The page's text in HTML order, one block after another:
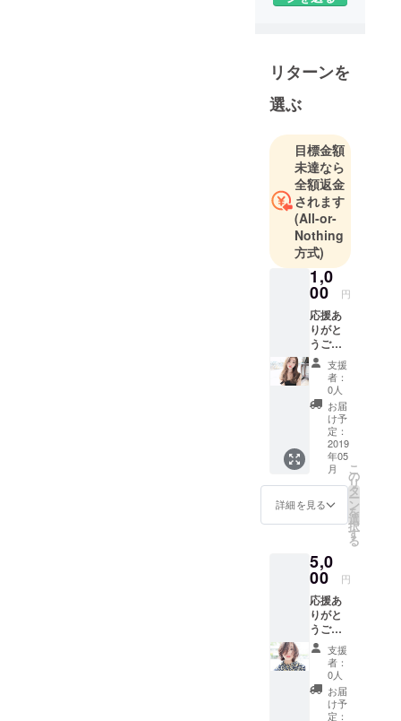
リターンを
選ぶ
目標金額
未達なら
全額返金
されます
(All-or-
Nothing
方式)
1,0
00 円
応援あ
りがと
うござ
いま
す。 さ
さやか
ではあ
ります
が感謝
の気持
ちを
メール
にて送
らせて
いただ
きたい
ます！
一人で
も多く
の方に
幸せを
届けた
いと思
いま
す！ ①
感謝の
メール
を送ら
支援
者：
0人
お届
け予
定：
2019
年05
月
詳細を見る
こ
の
リ
タ
ー
ン
を
選
択
す
る
5,0
00 円
応援あ
りがと
うござ
いま
す。 さ
さやか
ではあ
ります
が感謝
支援
者：
0人
お届
け予
定：